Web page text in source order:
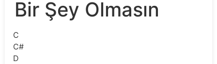
Bir Şey Olmasın
C
C#
D